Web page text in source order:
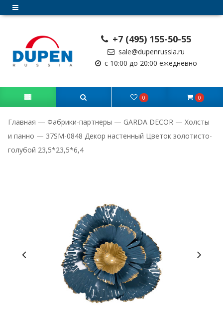
+7 (495) 155-50-55
sale@dupenrussia.ru
с 10:00 до 20:00 ежедневно
0 0
Главная — Фабрики-партнеры — GARDA DECOR — Холсты
и панно — 37SM-0848 Декор настенный Цветок золотисто-
голубой 23,5*23,5*6,4